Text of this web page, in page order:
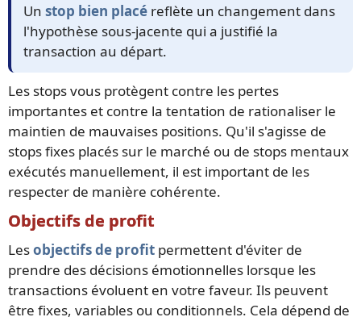
Un stop bien placé reflète un changement dans
l'hypothèse sous-jacente qui a justifié la
transaction au départ.
Les stops vous protègent contre les pertes
importantes et contre la tentation de rationaliser le
maintien de mauvaises positions. Qu'il s'agisse de
stops fixes placés sur le marché ou de stops mentaux
exécutés manuellement, il est important de les
respecter de manière cohérente.
Objectifs de profit
Lesobjectifs de profit permettent d'éviter de
prendre des décisions émotionnelles lorsque les
transactions évoluent en votre faveur. Ils peuvent
être fixes, variables ou conditionnels. Cela dépend de